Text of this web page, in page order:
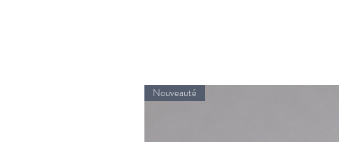
Nouveauté